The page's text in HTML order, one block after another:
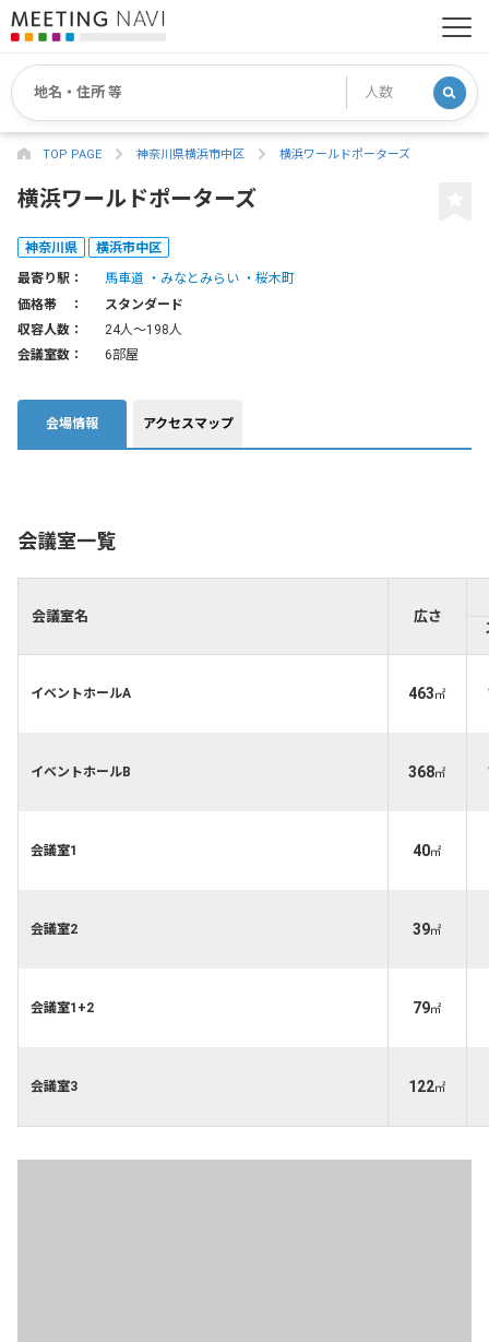
TOP PAGE 神奈川県横浜市中区 横浜ワールドポーターズ
横浜ワールドポーターズ
神奈川県 横浜市中区
最寄り駅： 馬車道 みなとみらい
桜木町
価格帯 ：
スタンダード
収容人数：
24人〜198人
会議室数：
6部屋
会場情報 アクセスマップ
会議室一覧
会議室名 広さ
イベントホールA 463㎡
イベントホールB 368㎡
会議室1 40㎡
会議室2 39㎡
会議室1+2 79㎡
会議室3 122㎡